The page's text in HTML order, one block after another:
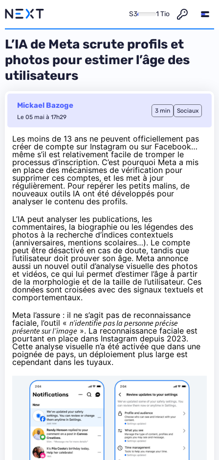
S3 1 Tio
L’IA de Meta scrute profils et
photos pour estimer l’âge des
utilisateurs
Mickael Bazoge
Le 05 mai à 17h29
3 min Sociaux
Les moins de 13 ans ne peuvent officiellement pas
créer de compte sur Instagram ou sur Facebook…
même s’il est relativement facile de tromper le
processus d’inscription. C’est pourquoi Meta a mis
en place des mécanismes de vérification pour
supprimer ces comptes, et les met à jour
régulièrement. Pour repérer les petits malins, de
nouveaux outils IA ont été développés pour
analyser le contenu des profils.
L’IA peut analyser les publications, les
commentaires, la biographie ou les légendes des
photos à la recherche d’indices contextuels
(anniversaires, mentions scolaires…). Le compte
peut être désactivé en cas de doute, tandis que
l’utilisateur doit prouver son âge. Meta annonce
aussi un nouvel outil d’analyse visuelle des photos
et vidéos, ce qui lui permet d’estimer l’âge à partir
de la morphologie et de la taille de l’utilisateur. Ces
données sont croisées avec des signaux textuels et
comportementaux.
Meta l’assure : il ne s’agit pas de reconnaissance
faciale, l’outil « n’identifie pas la personne précise
présente sur l’image ». La reconnaissance faciale est
pourtant en place dans Instagram depuis 2023.
Cette analyse visuelle n’a été activée que dans une
poignée de pays, un déploiement plus large est
cependant dans les tuyaux.